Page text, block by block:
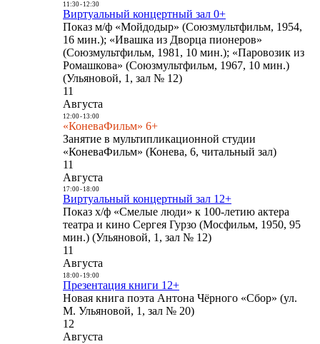
11:30- 12:30
Виртуальный концертный зал 0+
Показ м/ф «Мойдодыр» (Союзмультфильм, 1954,
16 мин.); «Ивашка из Дворца пионеров»
(Союзмультфильм, 1981, 10 мин.); «Паровозик из
Ромашкова» (Союзмультфильм, 1967, 10 мин.)
(Ульяновой, 1, зал № 12)
11
Августа
12:00- 13:00
«КоневаФильм» 6+
Занятие в мультипликационной студии
«КоневаФильм» (Конева, 6, читальный зал)
11
Августа
17:00- 18:00
Виртуальный концертный зал 12+
Показ х/ф «Смелые люди» к 100-летию актера
театра и кино Сергея Гурзо (Мосфильм, 1950, 95
мин.) (Ульяновой, 1, зал № 12)
11
Августа
18:00- 19:00
Презентация книги 12+
Новая книга поэта Антона Чёрного «Сбор» (ул.
М. Ульяновой, 1, зал № 20)
12
Августа